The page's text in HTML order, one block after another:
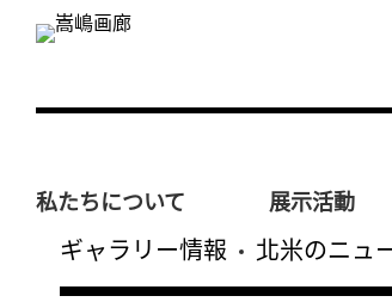
私たちについて 展示活動
ギャラリー情報 北米のニュ